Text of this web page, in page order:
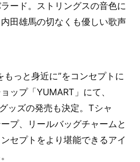
ード。ストリングスの音色に
田雄馬の切なくも優しい歌声
もっと身近に”をコンセプトに
ップ「YUMART」にて、
ッズの発売も決定。Tシャ
プ、リールバッグチャームと
セプトをより堪能できるアイ